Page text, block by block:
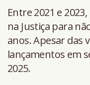
Entre 2021 e
na Justiça para
anos. Apesar das
lançamentos em
2025.